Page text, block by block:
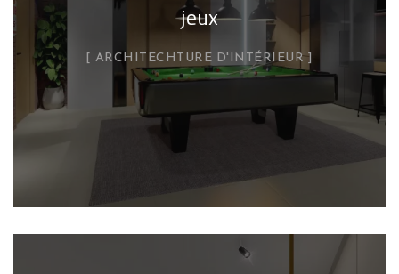
jeux
ARCHITECHTURE D'INTÉRIEUR